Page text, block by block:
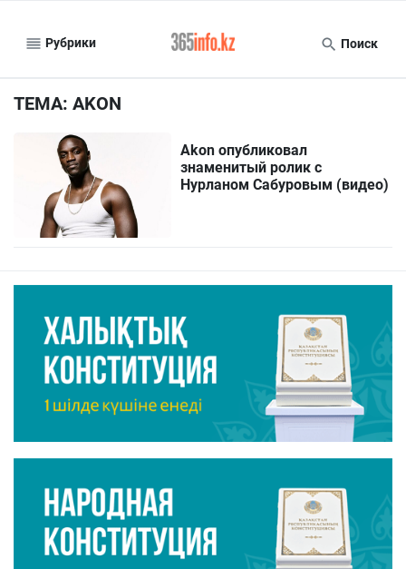
Рубрики Поиск
ТЕМА: AKON
Akon опубликовал
знаменитый ролик с
Нурланом Сабуровым (видео)